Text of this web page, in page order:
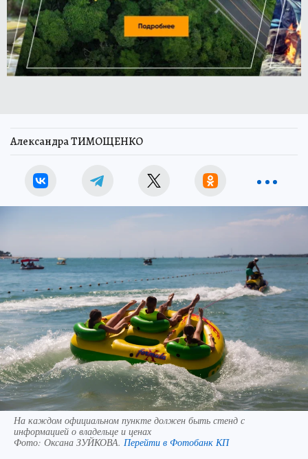
Александра ТИМОЩЕНКО
На каждом официальном пункте должен быть стенд с
информацией о владельце и ценах
Фото: Оксана ЗУЙКОВА. Перейти в Фотобанк КП